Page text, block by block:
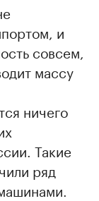
и
совсем,
массу
ничего
Такие
ряд